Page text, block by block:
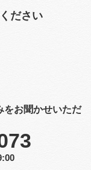
ださい
をお聞かせいただ